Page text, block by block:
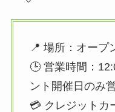
📍 場所：オープ
🕒 営業時間：
ント開催日のみ営
💳 クレジットカ